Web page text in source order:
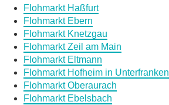
E-Mail*
Daten des Flohmarkts
Flohmarkt Haßfurt
Flohmarkt Ebern
Flohmarkt Knetzgau
Flohmarkt Zeil am Main
Flohmarkt Eltmann
Flohmarkt Hofheim in Unterfranken
Flohmarkt Oberaurach
Flohmarkt Ebelsbach